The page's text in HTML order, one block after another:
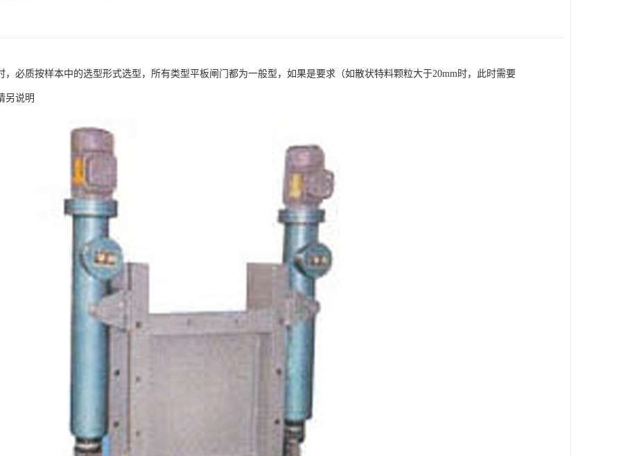
，必质按样本中的选型形式选型，所有类型平板闸门都为一般型，如果是要求（如散状特料颗粒大于20mm时，此时需要
另说明